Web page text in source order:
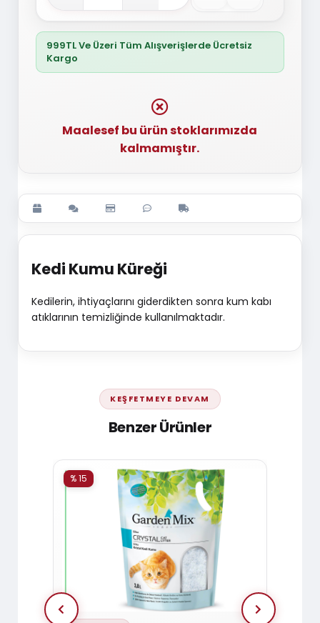
999TL Ve Üzeri Tüm Alışverişlerde Ücretsiz
Kargo
Maalesef bu ürün stoklarımızda
kalmamıştır.
Kedi Kumu Küreği
Kedilerin, ihtiyaçlarını giderdikten sonra kum kabı
atıklarının temizliğinde kullanılmaktadır.
KEŞFETMEYE DEVAM
Benzer Ürünler
% 15